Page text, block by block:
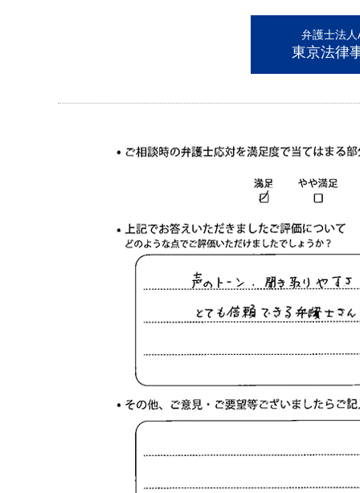
弁護士法
東京法律